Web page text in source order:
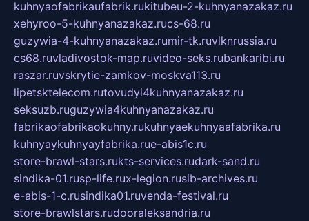
kuhnyaofabrikaufabrik.rukitubeu-2-kuhnyanazakaz.ru
xehyroo-5-kuhnyanazakaz.rucs-68.ru
guzywia-4-kuhnyanazakaz.rumir-tk.ruvlknrussia.ru
cs68.ruvladivostok-map.ruvideo-seks.rubankaribi.ru
raszar.ruvskrytie-zamkov-moskva113.ru
lipetsktelecom.rutovudyi4kuhnyanazakaz.ru
seksuzb.ruguzywia4kuhnyanazakaz.ru
fabrikaofabrikaokuhny.rukuhnyaekuhnyaafabrika.ru
kuhnyaykuhnyayfabrika.rue-abis1c.ru
store-brawl-stars.rukts-services.rudark-sand.ru
sindika-01.rusp-life.rux-legion.rusib-archives.ru
e-abis-1-c.rusindika01.ruvenda-festival.ru
store-brawlstars.rudooraleksandria.ru